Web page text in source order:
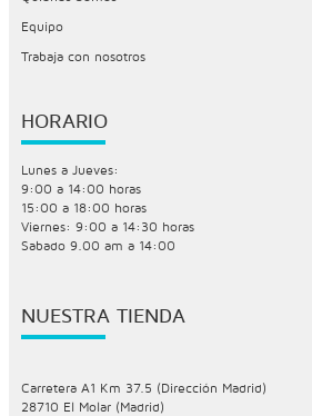
Equipo
Trabaja con nosotros
HORARIO
Lunes a Jueves:
9:00 a 14:00 horas
15:00 a 18:00 horas
Viernes: 9:00 a 14:30 horas
Sabado 9.00 am a 14:00
NUESTRA TIENDA
Carretera A1 Km 37.5 (Dirección Madrid)
28710 El Molar (Madrid)